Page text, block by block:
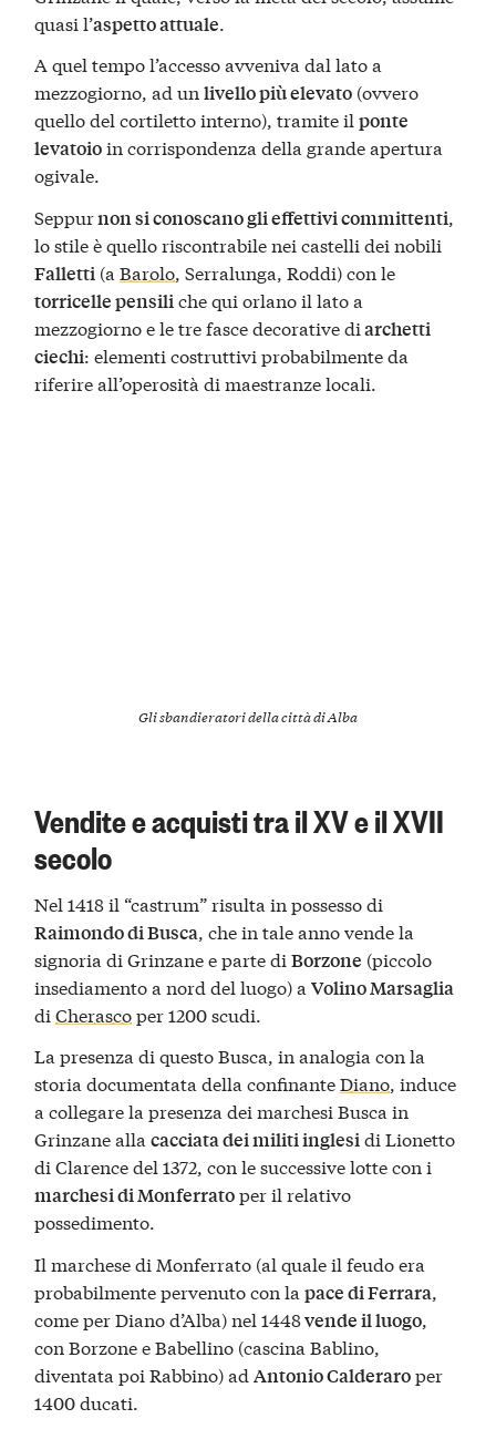
quasi l’aspetto attuale.
A quel tempo l’accesso avveniva dal lato a
mezzogiorno, ad unlivello più elevato (ovvero
quello del cortiletto interno), tramite ilponte
levatoioin corrispondenza della grande apertura
ogivale.
Seppurnon si conoscano gli effettivi committenti,
lo stile è quello riscontrabile nei castelli dei nobili
Falletti (aBarolo, Serralunga, Roddi) con le
torricelle pensiliche qui orlano il lato a
mezzogiorno e le tre fasce decorative diarchetti
ciechi: elementi costruttivi probabilmente da
riferire all’operosità di maestranze locali.
Gli sbandieratori della città di Alba
Vendite e acquisti tra il XV e il XVII
secolo
Nel 1418 il “castrum” risulta in possesso di
Raimondo di Busca, che in tale anno vende la
signoria di Grinzane e parte diBorzone (piccolo
insediamento a nord del luogo) aVolino Marsaglia
diCherascoper 1200 scudi.
La presenza di questo Busca, in analogia con la
storia documentata della confinanteDiano, induce
a collegare la presenza dei marchesi Busca in
Grinzane allacacciata dei militi inglesidi Lionetto
di Clarence del 1372, con le successive lotte con i
marchesi di Monferratoper il relativo
possedimento.
Il marchese di Monferrato (al quale il feudo era
probabilmente pervenuto con lapace di Ferrara,
come per Diano d’Alba) nel 1448vende il luogo,
con Borzone e Babellino (cascina Bablino,
diventata poi Rabbino) adAntonio Calderaroper
1400 ducati.